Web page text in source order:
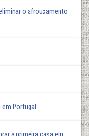
o afrouxamento
em Portugal
a primeira casa em